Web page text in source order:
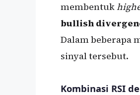
membentuk
bullish
Dalam beberapa
sinyal tersebut.
Kombinasi RSI